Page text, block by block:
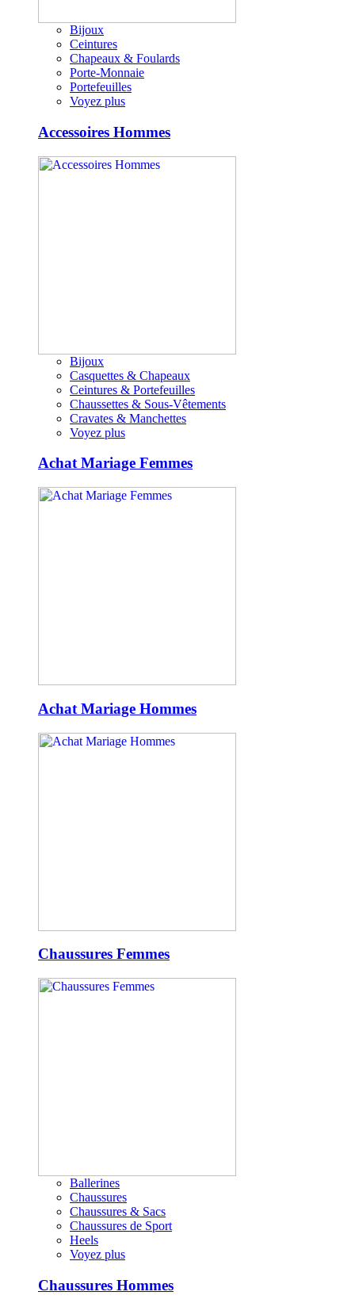
Bijoux
Ceintures
Chapeaux & Foulards
Porte-Monnaie
Portefeuilles
Voyez plus
Accessoires Hommes
Bijoux
Casquettes & Chapeaux
Ceintures & Portefeuilles
Chaussettes & Sous-Vêtements
Cravates & Manchettes
Voyez plus
Achat Mariage Femmes
Achat Mariage Hommes
Chaussures Femmes
Ballerines
Chaussures
Chaussures & Sacs
Chaussures de Sport
Heels
Voyez plus
Chaussures Hommes